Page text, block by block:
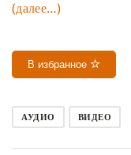
(далее…)
В избранное
АУДИО ВИДЕО